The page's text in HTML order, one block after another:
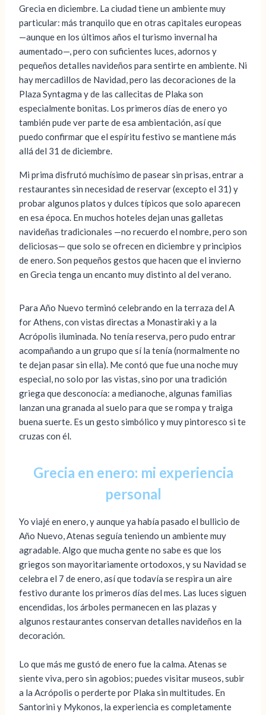
Grecia en diciembre. La ciudad tiene un ambiente muy
particular: más tranquilo que en otras capitales europeas
—aunque en los últimos años el turismo invernal ha
aumentado—, pero con suficientes luces, adornos y
pequeños detalles navideños para sentirte en ambiente. Ni
hay mercadillos de Navidad, pero las decoraciones de la
Plaza Syntagma y de las callecitas de Plaka son
especialmente bonitas. Los primeros días de enero yo
también pude ver parte de esa ambientación, así que
puedo confirmar que el espíritu festivo se mantiene más
allá del 31 de diciembre.
Mi prima disfrutó muchísimo de pasear sin prisas, entrar a
restaurantes sin necesidad de reservar (excepto el 31) y
probar algunos platos y dulces típicos que solo aparecen
en esa época. En muchos hoteles dejan unas galletas
navideñas tradicionales —no recuerdo el nombre, pero son
deliciosas— que solo se ofrecen en diciembre y principios
de enero. Son pequeños gestos que hacen que el invierno
en Grecia tenga un encanto muy distinto al del verano.
Para Año Nuevo terminó celebrando en la terraza del A
for Athens, con vistas directas a Monastiraki y a la
Acrópolis iluminada. No tenía reserva, pero pudo entrar
acompañando a un grupo que sí la tenía (normalmente no
te dejan pasar sin ella). Me contó que fue una noche muy
especial, no solo por las vistas, sino por una tradición
griega que desconocía: a medianoche, algunas familias
lanzan una granada al suelo para que se rompa y traiga
buena suerte. Es un gesto simbólico y muy pintoresco si te
cruzas con él.
Grecia en enero: mi experiencia
personal
Yo viajé en enero, y aunque ya había pasado el bullicio de
Año Nuevo, Atenas seguía teniendo un ambiente muy
agradable. Algo que mucha gente no sabe es que los
griegos son mayoritariamente ortodoxos, y su Navidad se
celebra el 7 de enero, así que todavía se respira un aire
festivo durante los primeros días del mes. Las luces siguen
encendidas, los árboles permanecen en las plazas y
algunos restaurantes conservan detalles navideños en la
decoración.
Lo que más me gustó de enero fue la calma. Atenas se
siente viva, pero sin agobios; puedes visitar museos, subir
a la Acrópolis o perderte por Plaka sin multitudes. En
Santorini y Mykonos, la experiencia es completamente